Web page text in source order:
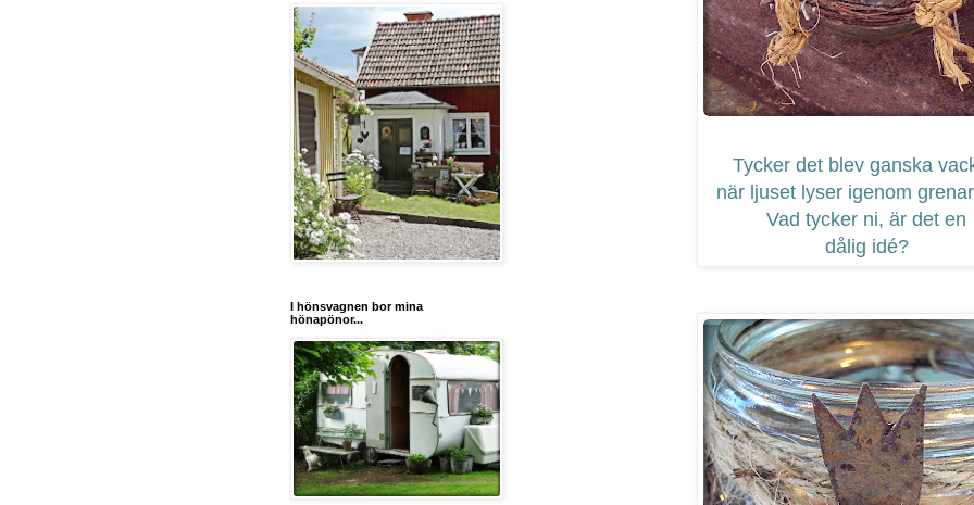
Tycker det blev ganska
när ljuset lyser igenom
Vad tycker ni, är det en
dålig idé?
I hönsvagnen bor mina
hönapönor...